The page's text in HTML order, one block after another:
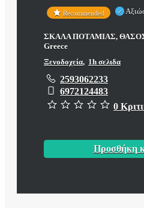
Recommended
ΣΚΑΛΑ ΠΟΤΑΜΙΑΣ,
Greece
Ξενοδοχεία, 1h σελιδα
2593062233
6972124483
0
Προσθήκη